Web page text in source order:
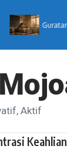
Guratan Asa di
Aktif
Keahlian